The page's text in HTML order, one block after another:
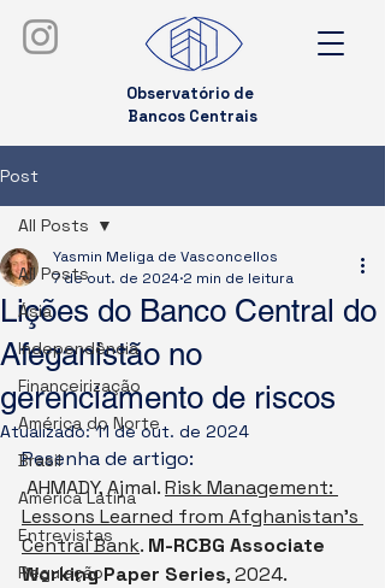
Observatório de
Bancos Centrais
Post
All Posts
Ásia
Independência
Financeirização
América do Norte
Brasil
América Latina
Entrevistas
Regulação
All Posts
Lições do Banco Central do
Afeganistão no
gerenciamento de riscos
Yasmin Meliga de Vasconcellos
7 de out. de 2024 2 min de leitura
Atualizado:11 de out. de 2024
Resenha de artigo:
AHMADY, Ajmal. Risk Management:
Lessons Learned from Afghanistan's
Central Bank. M-RCBG Associate
Working Paper Series, 2024.